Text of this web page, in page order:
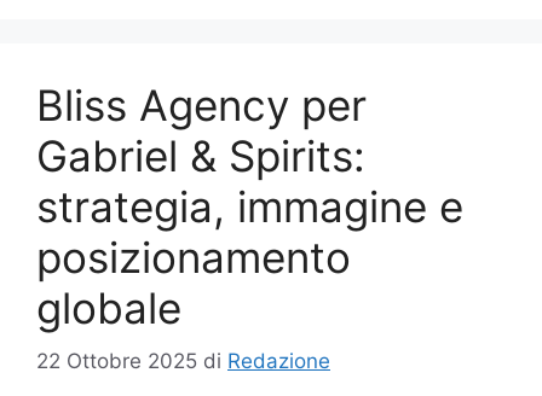
Bliss Agency per
Gabriel & Spirits:
strategia, immagine e
posizionamento
globale
22 Ottobre 2025 di Redazione